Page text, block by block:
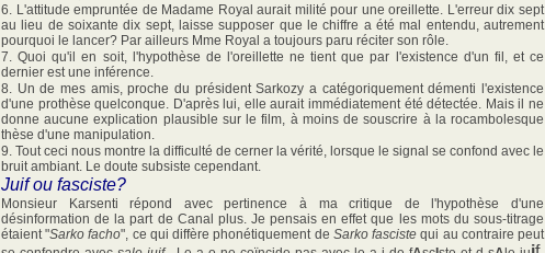
6. L'attitude empruntée de Madame Royal aurait milité pour une oreillette. L'erreur dix sept
au lieu de soixante dix sept, laisse supposer que le chiffre a été mal entendu, autrement
pourquoi le lancer? Par ailleurs Mme Royal a toujours paru réciter son rôle.
7. Quoi qu'il en soit, l'hypothèse de l'oreillette ne tient que par l'existence d'un fil, et ce
dernier est une inférence.
8. Un de mes amis, proche du président Sarkozy a catégoriquement démenti l'existence
d'une prothèse quelconque. D'après lui, elle aurait immédiatement été détectée. Mais il ne
donne aucune explication plausible sur le film, à moins de souscrire à la rocambolesque
thèse d'une manipulation.
9. Tout ceci nous montre la difficulté de cerner la vérité, lorsque le signal se confond avec le
bruit ambiant. Le doute subsiste cependant.
Juif ou fasciste?
Monsieur Karsenti répond avec pertinence à ma critique de l'hypothèse d'une
désinformation de la part de Canal plus. Je pensais en effet que les mots du sous-titrage
étaient "Sarko facho", ce qui diffère phonétiquement de Sarko fasciste qui au contraire peut